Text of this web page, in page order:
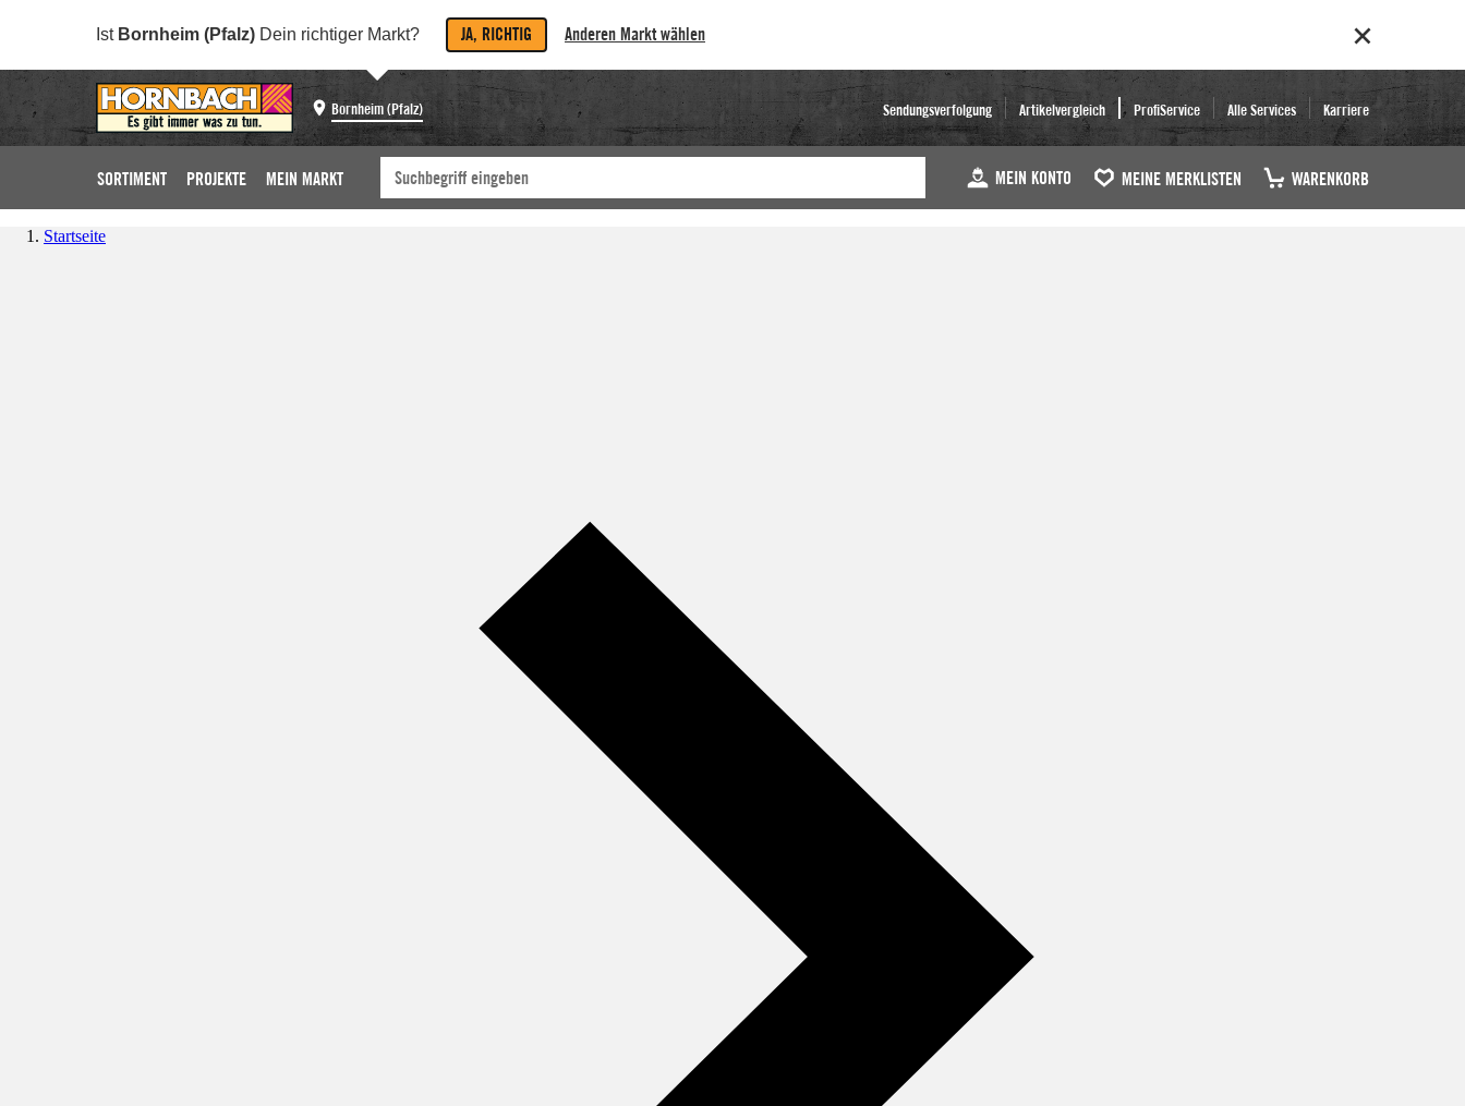
Ist Bornheim (Pfalz) Dein richtiger Markt? JA, RICHTIG Anderen Markt wählen
Bornheim (Pfalz) Sendungsverfolgung Artikelvergleich ProfiService Alle Services Karriere
SORTIMENT PROJEKTE MEIN MARKT MEIN KONTO MEINE MERKLISTEN WARENKORB
Startseite